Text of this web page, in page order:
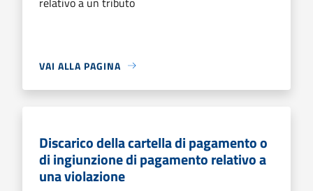
VAI ALLA PAGINA
Discarico della cartella di pagamento o
di ingiunzione di pagamento relativo a
una violazione